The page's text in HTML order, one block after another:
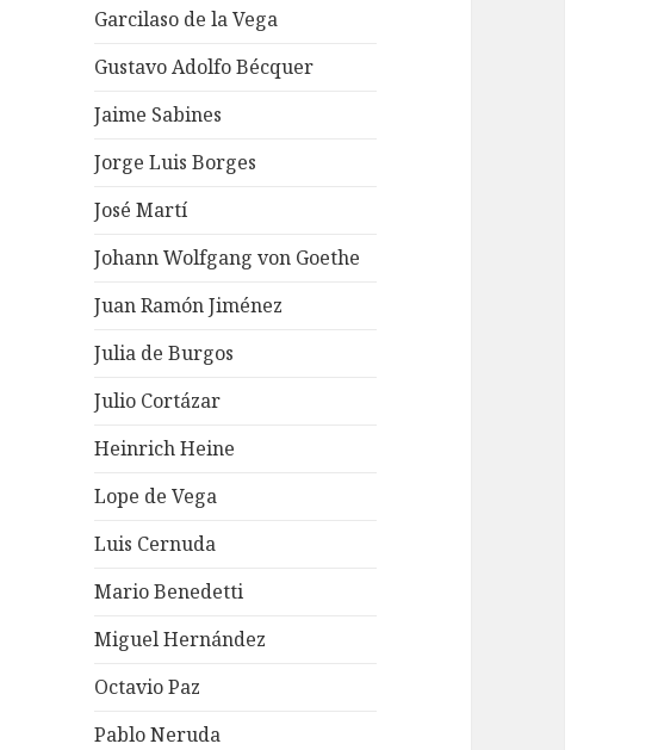
Garcilaso de la Vega
Gustavo Adolfo Bécquer
Jaime Sabines
Jorge Luis Borges
José Martí
Johann Wolfgang von Goethe
Juan Ramón Jiménez
Julia de Burgos
Julio Cortázar
Heinrich Heine
Lope de Vega
Luis Cernuda
Mario Benedetti
Miguel Hernández
Octavio Paz
Pablo Neruda